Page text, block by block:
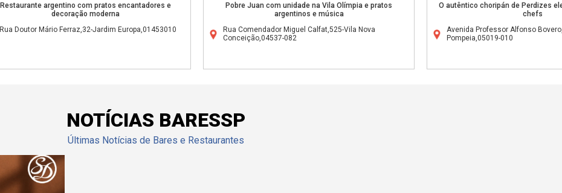
Restaurante argentino com pratos encantadores e
decoração moderna
Rua Doutor Mário Ferraz,32-Jardim Europa,01453010
Pobre Juan com unidade na Vila Olímpia e pratos
argentinos e música
Rua Comendador Miguel Calfat,525-Vila Nova
Conceição,04537-082
O autêntico choripán de Perdizes
chefs
Avenida Professor Alfonso
Pompeia,05019-010
NOTÍCIAS BARESSP
Últimas Notícias de Bares e Restaurantes